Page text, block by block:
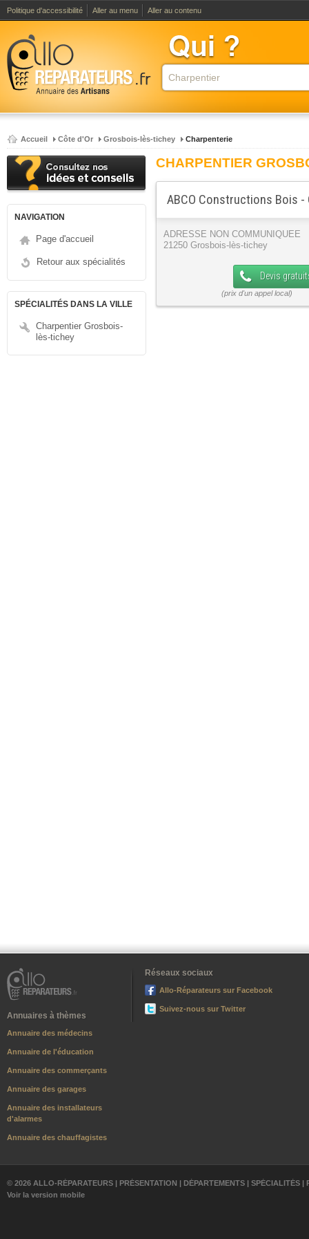
Politique d'accessibilité Aller au menu Aller au contenu
Accueil Côte d'Or Grosbois-lès-tichey Charpenterie
NAVIGATION
Page d'accueil
Retour aux spécialités
SPÉCIALITÉS DANS LA VILLE
Charpentier Grosbois-
lès-tichey
CHARPENTIER
ABCO Constructions Bois -
ADRESSE NON COMMUNIQUEE
21250 Grosbois-lès-tichey
Devis
Annuaires à thèmes
Annuaire des médecins
Annuaire de l'éducation
Annuaire des commerçants
Annuaire des garages
Annuaire des installateurs
d'alarmes
Annuaire des chauffagistes
Réseaux sociaux
Allo-Réparateurs sur Facebook
Suivez-nous sur Twitter
© 2026 ALLO-RÉPARATEURS | PRÉSENTATION | DÉPARTEMENTS | SPÉCIALITÉS |
Voir la version mobile